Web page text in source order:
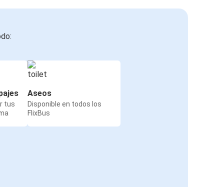
tus
Aseos
Disponible en todos los
FlixBus